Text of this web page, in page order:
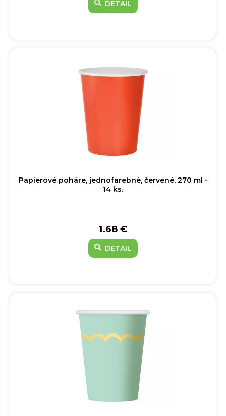
DETAIL
Papierové poháre, jednofarebné, červené, 270 ml -
14 ks.
1.68 €
DETAIL